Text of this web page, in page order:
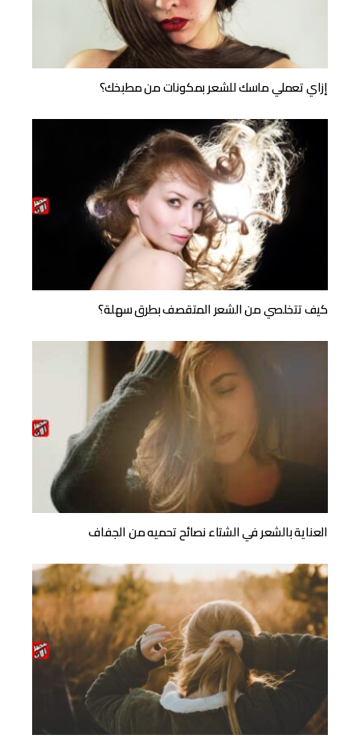
إزاي تعملي ماسك للشعر بمكونات من مطبخك؟
كيف تتخلصي من الشعر المتقصف بطرق سهلة؟
العناية بالشعر في الشتاء نصائح تحميه من الجفاف